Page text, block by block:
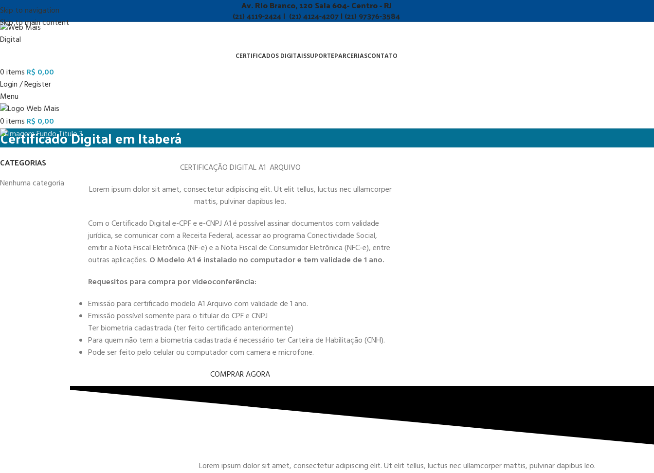
Skip to navigation
Skip to main content
Av. Rio Branco, 120 Sala 604- Centro - RJ
(21) 4119-2424 | (21) 4124-4207 | (21) 97376-3584
CERTIFICADOS DIGITAISSUPORTEPARCERIASCONTATO
0items R$ 0,00
Login / Register
Menu
0items R$ 0,00
Certificado Digital em Itaberá
CATEGORIAS
Nenhuma categoria
CERTIFICAÇÃO DIGITAL A1 ARQUIVO
Lorem ipsum dolor sit amet, consectetur adipiscing elit. Ut elit tellus, luctus nec ullamcorper
mattis, pulvinar dapibus leo.
Com o Certificado Digital e-CPF e e-CNPJ A1 é possível assinar documentos com validade
jurídica, se comunicar com a Receita Federal, acessar ao programa Conectividade Social,
emitir a Nota Fiscal Eletrônica (NF-e) e a Nota Fiscal de Consumidor Eletrônica (NFC-e), entre
outras aplicações. O Modelo A1 é instalado no computador e tem validade de 1 ano.
Requesitos para compra por videoconferência:
Emissão para certificado modelo A1 Arquivo com validade de 1 ano.
Emissão possível somente para o titular do CPF e CNPJ
Ter biometria cadastrada (ter feito certificado anteriormente)
Para quem não tem a biometria cadastrada é necessário ter Carteira de Habilitação (CNH).
Pode ser feito pelo celular ou computador com camera e microfone.
COMPRAR AGORA
Lorem ipsum dolor sit amet, consectetur adipiscing elit. Ut elit tellus, luctus nec ullamcorper mattis, pulvinar dapibus leo.